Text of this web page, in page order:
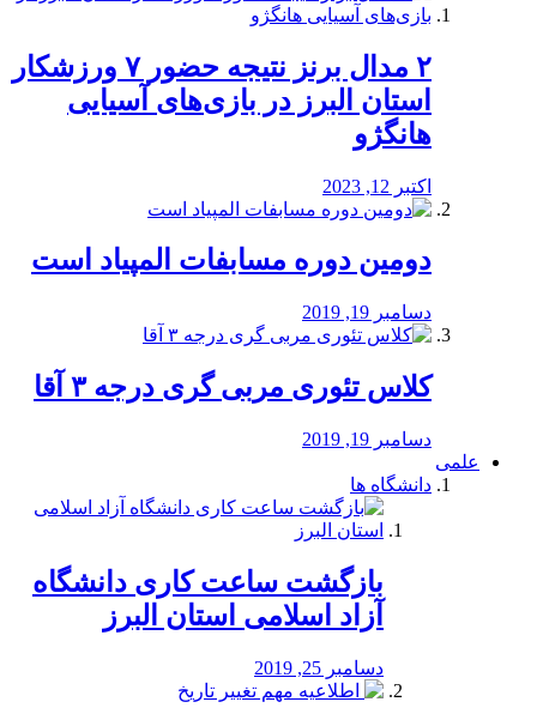
۲ مدال برنز نتیجه حضور ۷ ورزشکار
استان البرز در بازی‌های آسیایی
هانگژو
اکتبر 12, 2023
دومین دوره مسابفات المپیاد است
دسامبر 19, 2019
کلاس تئوری مربی گری درجه ۳ آقا
دسامبر 19, 2019
علمی
دانشگاه ها
بازگشت ساعت کاری دانشگاه
آزاد اسلامی استان البرز
دسامبر 25, 2019